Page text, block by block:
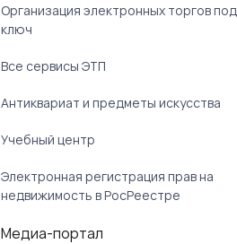
Организация электронных торгов под
ключ
Все сервисы ЭТП
Антиквариат и предметы искусства
Учебный центр
Электронная регистрация прав на
недвижимость в РосРеестре
Медиа-портал